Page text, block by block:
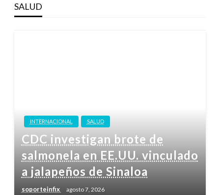
SALUD
INTERNACIONAL SALUD
CDC investigan brote de
salmonela en EE.UU. vinculado
a jalapeños de Sinaloa
soporteinfix agosto 7, 2026